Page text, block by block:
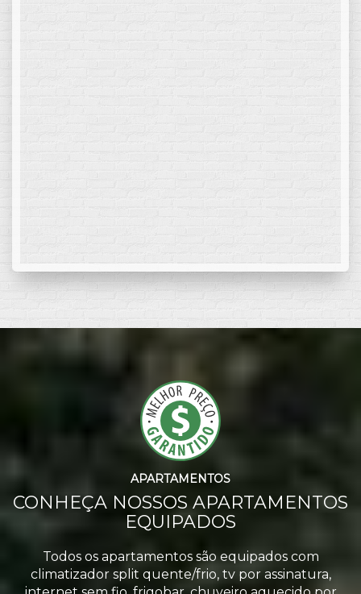
APARTAMENTOS
CONHEÇA NOSSOS APARTAMENTOS
EQUIPADOS
Todos os apartamentos são equipados com
climatizador split quente/frio, tv por assinatura,